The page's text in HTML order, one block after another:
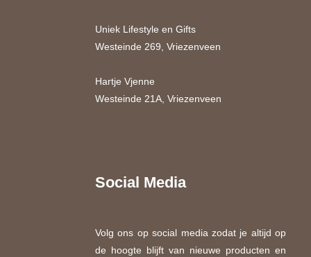
Uniek Lifestyle en Gifts
Westeinde 269, Vriezenveen
Hartje Vjenne
Westeinde 21A, Vriezenveen
Social Media
Volg ons op social media zodat je altijd op
de hoogte blijft van nieuwe producten en